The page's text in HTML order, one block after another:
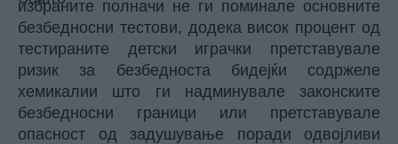
избраните полначи не ги поминале основните
безбедносни тестови, додека висок процент од
тестираните детски играчки претставувале
ризик за безбедноста бидејќи содржеле
хемикалии што ги надминувале законските
безбедносни граници или претставувале
опасност од задушување поради одвојливи